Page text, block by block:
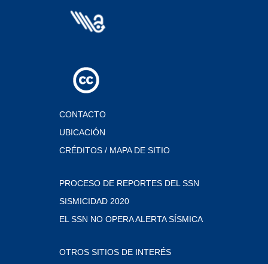
CONTACTO
UBICACIÓN
CRÉDITOS / MAPA DE SITIO
PROCESO DE REPORTES DEL SSN
SISMICIDAD 2020
EL SSN NO OPERA ALERTA SÍSMICA
OTROS SITIOS DE INTERÉS